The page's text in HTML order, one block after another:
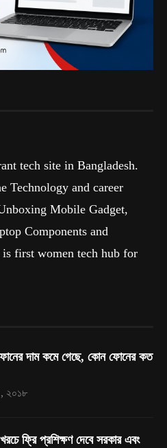
tech site in Bangladesh.
Technology and career
Mobile Gadget,
Components and
first women tech hub for
দাম কমে গেছে, কোন ফোনের কত
২০১৮
ফ্রি প্রশিক্ষণ দেবে সরকার এবং